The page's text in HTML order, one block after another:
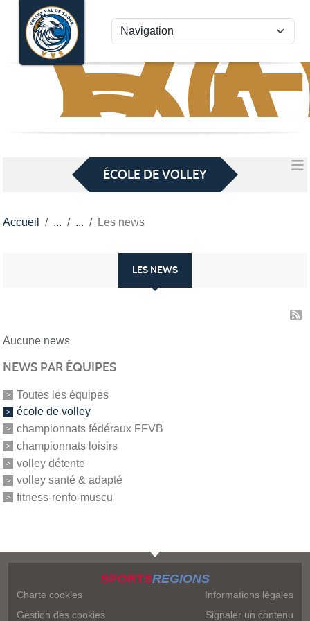
ÉCOLE DE VOLLEY
Accueil Les news
LES NEWS
Aucune news
NEWS PAR ÉQUIPES
Toutes les équipes
école de volley
championnats fédéraux FFVB
championnats loisirs
volley détente
volley santé & adapté
fitness-renfo-muscu
SPORTSREGIONS
Charte cookies
Gestion des cookies
Informations légales
Signaler un contenu
Panneau de gestion des cookies